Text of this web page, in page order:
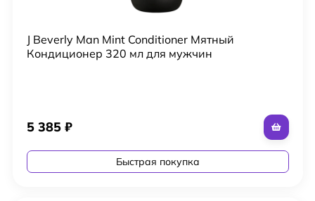
J Beverly Man Mint Conditioner Мятный
Кондиционер 320 мл для мужчин
5 385 ₽
Быстрая покупка